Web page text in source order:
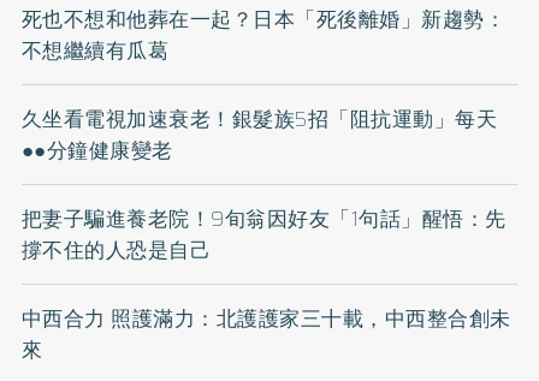
死也不想和他葬在一起？日本「死後離婚」新趨勢：
不想繼續有瓜葛
久坐看電視加速衰老！銀髮族5招「阻抗運動」每天
●●分鐘健康變老
把妻子騙進養老院！9旬翁因好友「1句話」醒悟：先
撐不住的人恐是自己
中西合力 照護滿力：北護護家三十載，中西整合創未
來